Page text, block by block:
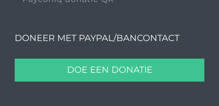
DONEER MET PAYPAL/BANCONTACT
DOE EEN DONATIE